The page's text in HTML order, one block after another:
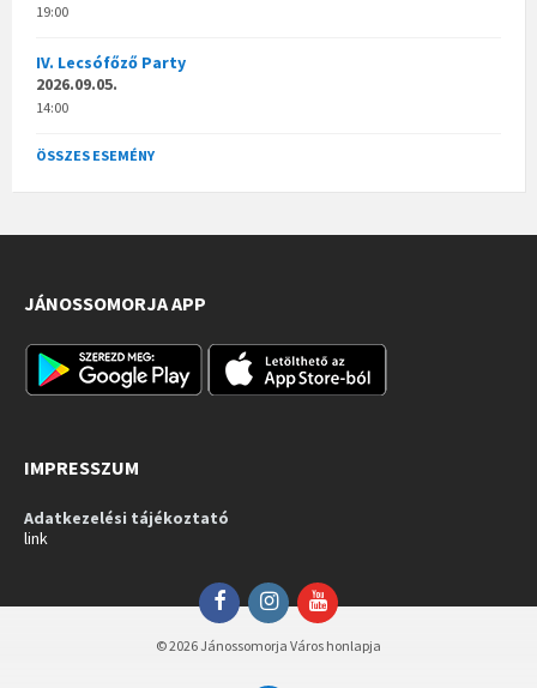
19:00
IV. Lecsófőző Party
2026.09.05.
14:00
ÖSSZES ESEMÉNY
JÁNOSSOMORJA APP
IMPRESSZUM
Adatkezelési tájékoztató
link
FacebookInstagramYouTube
© 2026 Jánossomorja Város honlapja